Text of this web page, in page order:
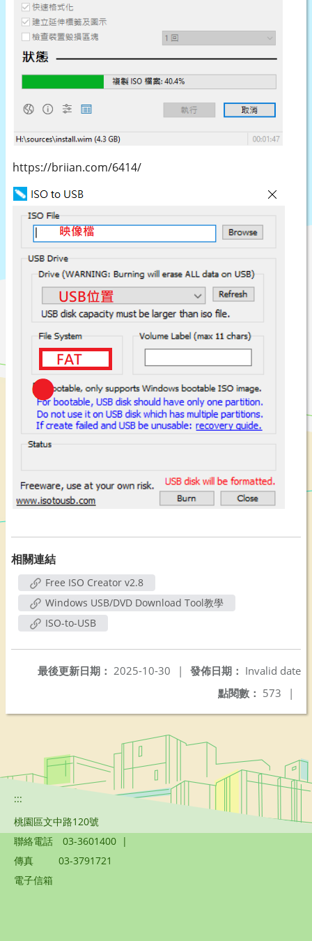
https://briian.com/6414/
相關連結
Free ISO Creator v2.8
Windows USB/DVD Download Tool教學
ISO-to-USB
發佈日期： Invalid date
最後更新日期： 2025-10-30
|
點閱數： 573 |
:::
桃園區文中路120號
聯絡電話
03-3601400 |
傳真
03-3791721
電子信箱